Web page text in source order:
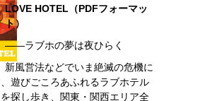
LOVE HOTEL（PDFフォーマッ
ト）
――ラブホの夢は夜ひらく
新風営法などでいま絶滅の危機に
遊びごころあふれるラブホテル
探し歩き、関東・関西エリア全